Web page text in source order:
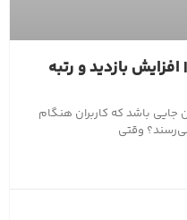
بازدید و رتبه
باشد که کاربران هنگام
وقتی